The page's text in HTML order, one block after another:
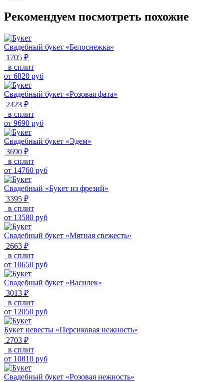
Рекомендуем посмотреть похожие
Свадебный букет «Белоснежка»
1705 ₽
в сплит
от 6820 руб
Свадебный букет «Розовая фата»
2423 ₽
в сплит
от 9690 руб
Свадебный букет «Эдем»
3690 ₽
в сплит
от 14760 руб
Свадебный «Букет из фрезий»
3395 ₽
в сплит
от 13580 руб
Свадебный букет «Мятная свежесть»
2663 ₽
в сплит
от 10650 руб
Свадебный букет «Василек»
3013 ₽
в сплит
от 12050 руб
Букет невесты «Персиковая нежность»
2703 ₽
в сплит
от 10810 руб
Свадебный букет «Розовая нежность»